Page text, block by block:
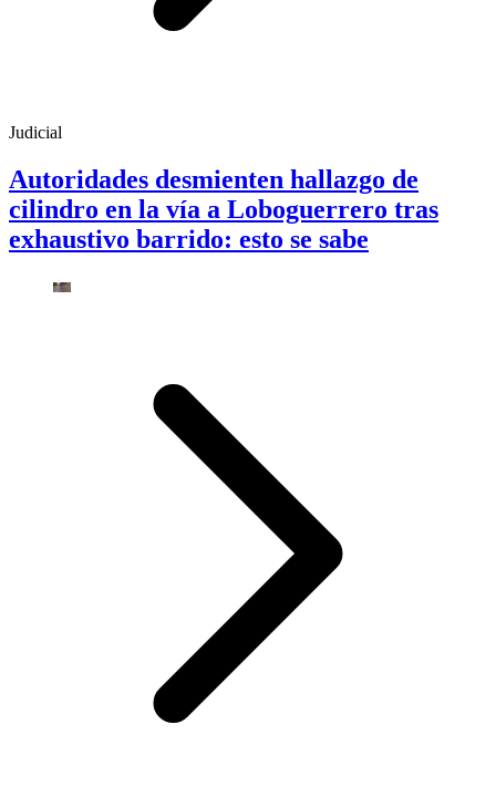
Judicial
Autoridades desmienten hallazgo de
cilindro en la vía a Loboguerrero tras
exhaustivo barrido: esto se sabe